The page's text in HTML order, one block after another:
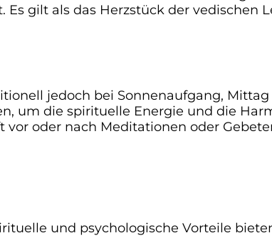
gilt als das Herzstück der vedischen
jedoch bei Sonnenaufgang,
um die spirituelle Energie und die
oder nach Meditationen oder
und psychologische Vorteile